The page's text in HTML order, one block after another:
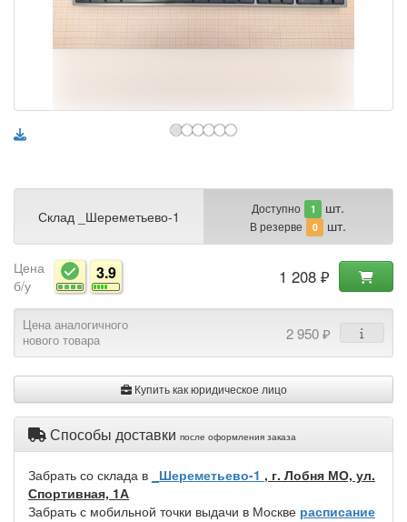
Склад _Шереметьево-1 Доступно 1 шт.
В резерве 0 шт.
Цена
б/у
3.9 1 208 ₽
Цена аналогичного
нового товара
2 950 ₽
Купить как юридическое лицо
Способы доставки после оформления заказа
Забрать со склада в _Шереметьево-1 , г. Лобня МО, ул.
Спортивная, 1А
Забрать с мобильной точки выдачи в Москве расписание